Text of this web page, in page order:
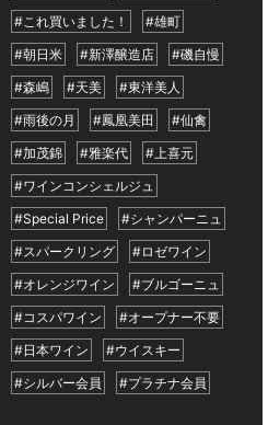
#これ買いました！
#雄町
#朝日米
#新澤醸造店
#磯自慢
#森嶋
#天美
#東洋美人
#雨後の月
#鳳凰美田
#仙禽
#加茂錦
#雅楽代
#上喜元
#ワインコンシェルジュ
#Special Price
#シャンパーニュ
#スパークリング
#ロゼワイン
#オレンジワイン
#ブルゴーニュ
#コスパワイン
#オープナー不要
#日本ワイン
#ウイスキー
#シルバー会員
#プラチナ会員